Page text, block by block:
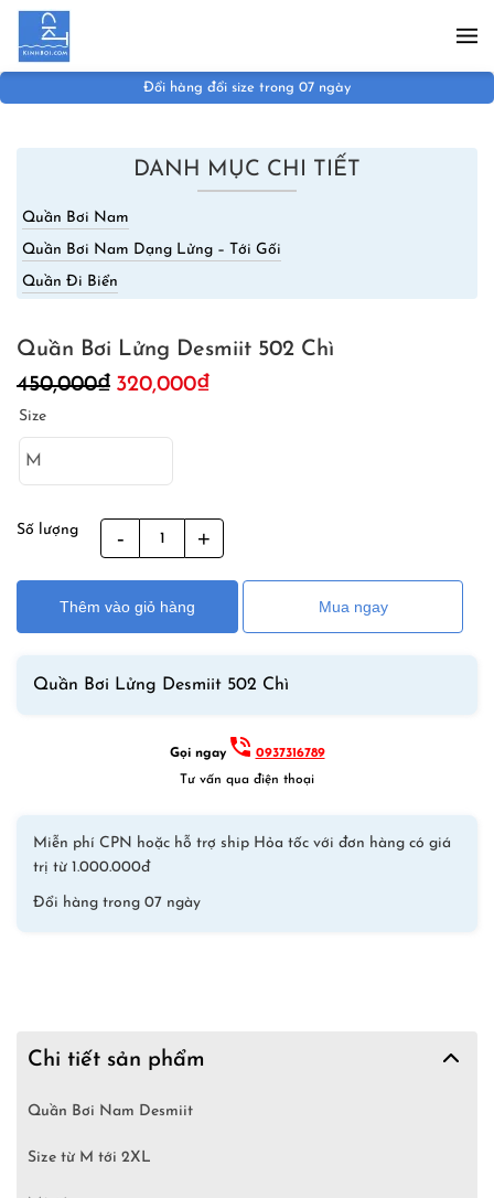
Skip to main content
Miễn phí vận chuyển đơn hàng trên 1.000.000đ
DANH MỤC CHI TIẾT
Quần Bơi Nam
Quần Bơi Nam Dạng Lửng – Tới Gối
Quần Đi Biển
Quần Bơi Lửng Desmiit 502 Chì
450,000₫ Giá
320,000₫Giá
Size
Số lượng
Bơi
Lửng
Desmiit
502
số
Thêm vào giỏ hàng Mua ngay
Quần Bơi Lửng Desmiit 502 Chì
Gọi ngay
0937316789
Tư vấn qua điện thoại
Miễn phí CPN hoặc hỗ trợ ship Hỏa tốc với đơn hàng có giá
trị từ 1.000.000đ
Đổi hàng trong 07 ngày
Chi tiết sản phẩm
Quần Bơi Nam Desmiit
Size từ M tới 2XL